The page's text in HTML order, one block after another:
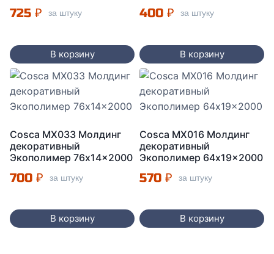
725 ₽ за штуку
В корзину
400 ₽ за штуку
В корзину
Cosca МX033 Молдинг
декоративный
Экополимер 76x14x2000
700 ₽ за штуку
В корзину
Cosca MX016 Молдинг
декоративный
Экополимер 64x19x2000
570 ₽ за штуку
В корзину